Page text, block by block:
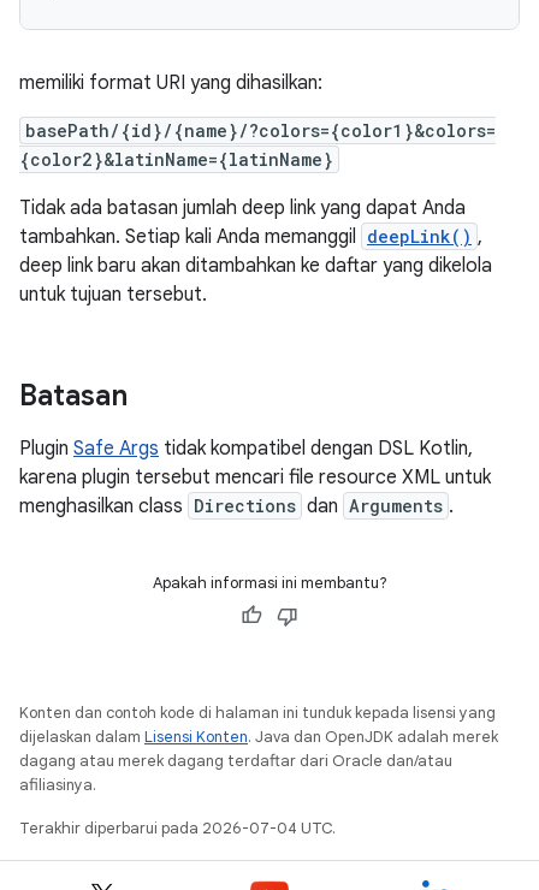
memiliki format URI yang dihasilkan:
basePath/{id}/{name}/?colors={color1}&colors=
{color2}&latinName={latinName}
Tidak ada batasan jumlah deep link yang dapat Anda
tambahkan. Setiap kali Anda memanggil
deepLink() ,
deep link baru akan ditambahkan ke daftar yang dikelola
untuk tujuan tersebut.
Batasan
Plugin Safe Args tidak kompatibel dengan DSL Kotlin,
karena plugin tersebut mencari file resource XML untuk
menghasilkan class Directions dan Arguments .
Apakah informasi ini membantu?
Konten dan contoh kode di halaman ini tunduk kepada lisensi yang
dijelaskan dalam Lisensi Konten. Java dan OpenJDK adalah merek
dagang atau merek dagang terdaftar dari Oracle dan/atau
afiliasinya.
Terakhir diperbarui pada 2026-07-04 UTC.